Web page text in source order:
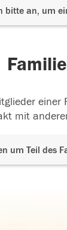
bitte an, um
mit
um Teil des